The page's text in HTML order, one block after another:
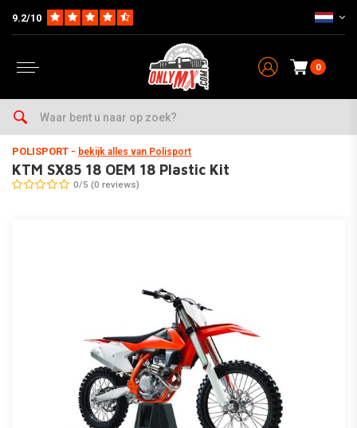
9.2/10
0
Home Parts op Merk & Type
POLISPORT - bekijk alles van Polisport
KTM SX85 18 OEM 18 Plastic Kit
0/5 (0 reviews)